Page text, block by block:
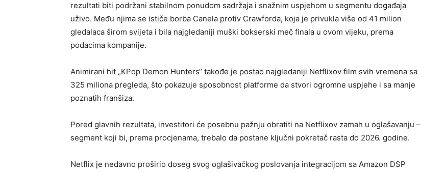
rezultati biti podržani stabilnom ponudom sadržaja i snažnim uspjehom u segmentu događaja
uživo. Među njima se ističe borba Canela protiv Crawforda, koja je privukla više od 41 milion
gledalaca širom svijeta i bila najgledaniji muški bokserski meč finala u ovom vijeku, prema
podacima kompanije.
Animirani hit „KPop Demon Hunters“ takođe je postao najgledaniji Netflixov film svih vremena sa
325 miliona pregleda, što pokazuje sposobnost platforme da stvori ogromne uspjehe i sa manje
poznatih franšiza.
Pored glavnih rezultata, investitori će posebnu pažnju obratiti na Netflixov zamah u oglašavanju –
segment koji bi, prema procjenama, trebalo da postane ključni pokretač rasta do 2026. godine.
Netflix je nedavno proširio doseg svog oglašivačkog poslovanja integracijom sa Amazon DSP